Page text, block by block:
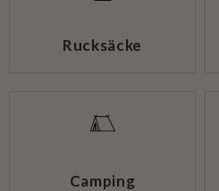
Rucksäcke
Camping